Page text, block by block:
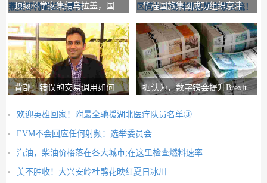
顶级科学家集结乌拉盖，国
华程国旅集团成功组织京津
背部：错误的交易调用如何
据认为，数字镑会提升Brexit
欢迎英雄回家！附最全驰援湖北医疗队员名单③
EVM不会回应任何射频：选举委员会
汽油，柴油价格落在各大城市;在这里检查燃料速率
美不胜收！大兴安岭杜鹃花映红夏日冰川